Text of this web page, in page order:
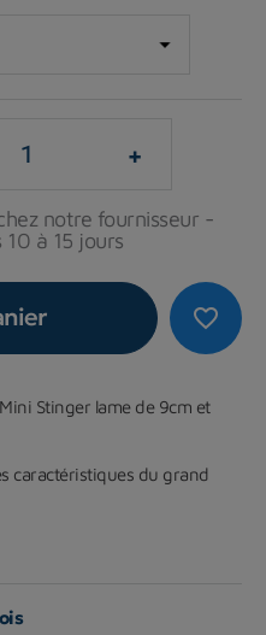
+
notre fournisseur -
10 à 15 jours
favorite_border
Stinger lame de 9cm et
caractéristiques du grand